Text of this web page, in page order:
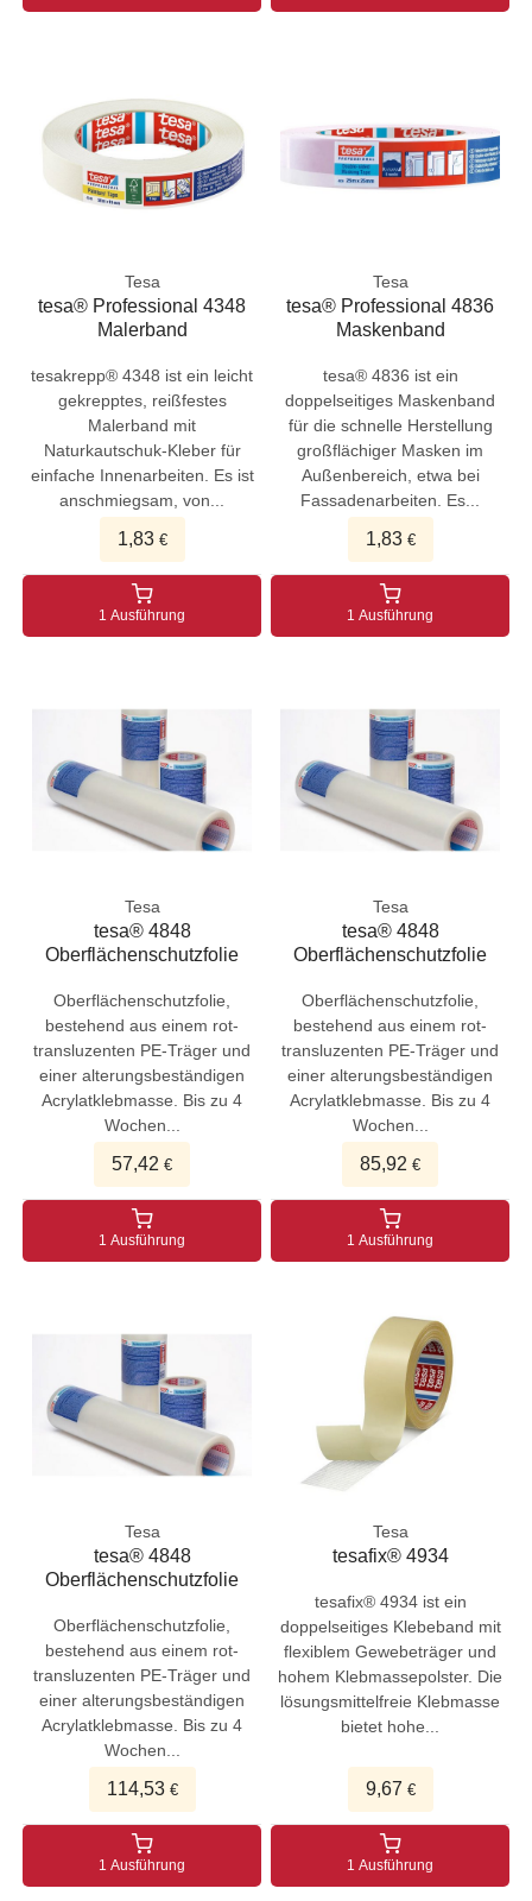
Tesa
tesa® Professional 4348
Malerband
tesakrepp® 4348 ist ein leicht
gekrepptes, reißfestes
Malerband mit
Naturkautschuk-Kleber für
einfache Innenarbeiten. Es ist
anschmiegsam, von...
1,83€
1 Ausführung
Tesa
tesa® Professional 4836
Maskenband
tesa® 4836 ist ein
doppelseitiges Maskenband
für die schnelle Herstellung
großflächiger Masken im
Außenbereich, etwa bei
Fassadenarbeiten. Es...
1,83€
1 Ausführung
Tesa
tesa® 4848
Oberflächenschutzfolie
Oberflächenschutzfolie,
bestehend aus einem rot-
transluzenten PE-Träger und
einer alterungsbeständigen
Acrylatklebmasse. Bis zu 4
Wochen...
57,42 €
1 Ausführung
Tesa
tesa® 4848
Oberflächenschutzfolie
Oberflächenschutzfolie,
bestehend aus einem rot-
transluzenten PE-Träger und
einer alterungsbeständigen
Acrylatklebmasse. Bis zu 4
Wochen...
85,92 €
1 Ausführung
Tesa
tesa® 4848
Oberflächenschutzfolie
Oberflächenschutzfolie,
bestehend aus einem rot-
transluzenten PE-Träger und
einer alterungsbeständigen
Acrylatklebmasse. Bis zu 4
Wochen...
114,53€
1 Ausführung
Tesa
tesafix® 4934
tesafix® 4934 ist ein
doppelseitiges Klebeband mit
flexiblem Gewebeträger und
hohem Klebmassepolster. Die
lösungsmittelfreie Klebmasse
bietet hohe...
9,67 €
1 Ausführung